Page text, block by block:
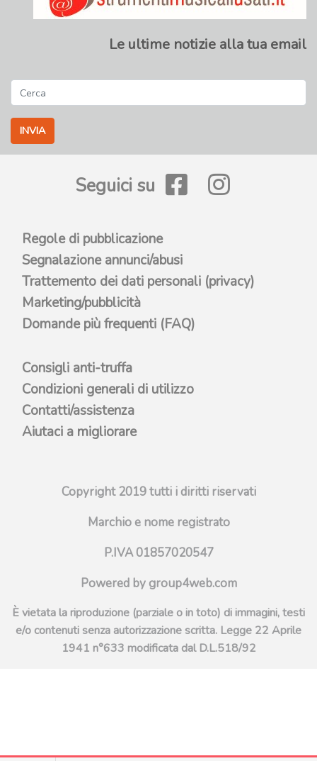
Le ultime notizie alla tua email
INVIA
Seguici su
Regole di pubblicazione
Segnalazione annunci/abusi
Trattemento dei dati personali (privacy)
Marketing/pubblicità
Domande più frequenti (FAQ)
Consigli anti-truffa
Condizioni generali di utilizzo
Contatti/assistenza
Aiutaci a migliorare
Copyright 2019 tutti i diritti riservati
Marchio e nome registrato
P.IVA 01857020547
Powered by group4web.com
È vietata la riproduzione (parziale o in toto) di immagini, testi
e/o contenuti senza autorizzazione scritta. Legge 22 Aprile
1941 n°633 modificata dal D.L.518/92